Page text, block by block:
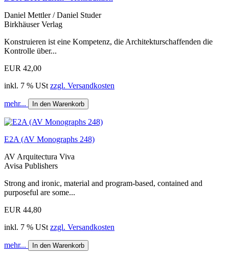
Daniel Mettler / Daniel Studer
Birkhäuser Verlag
Konstruieren ist eine Kompetenz, die Architekturschaffenden die
Kontrolle über...
EUR 42,00
inkl. 7 % USt zzgl. Versandkosten
mehr... In den Warenkorb
E2A (AV Monographs 248)
AV Arquitectura Viva
Avisa Publishers
Strong and ironic, material and program-based, contained and
purposeful are some...
EUR 44,80
inkl. 7 % USt zzgl. Versandkosten
mehr... In den Warenkorb